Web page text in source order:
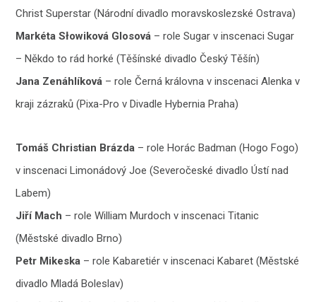
Christ Superstar (Národní divadlo moravskoslezské Ostrava)
Markéta Słowiková Glosová – role Sugar v inscenaci Sugar
– Někdo to rád horké (Těšínské divadlo Český Těšín)
Jana Zenáhlíková – role Černá královna v inscenaci Alenka v
kraji zázraků (Pixa-Pro v Divadle Hybernia Praha)
Tomáš Christian Brázda – role Horác Badman (Hogo Fogo)
v inscenaci Limonádový Joe (Severočeské divadlo Ústí nad
Labem)
Jiří Mach – role William Murdoch v inscenaci Titanic
(Městské divadlo Brno)
Petr Mikeska – role Kabaretiér v inscenaci Kabaret (Městské
divadlo Mladá Boleslav)